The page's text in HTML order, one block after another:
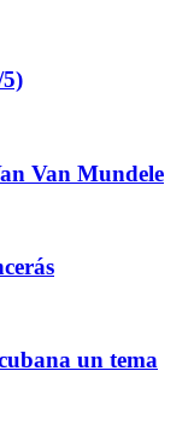
Van Mundele
un tema